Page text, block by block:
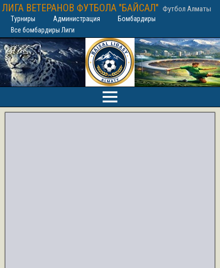
ЛИГА ВЕТЕРАНОВ ФУТБОЛА "БАЙСАЛ" Футбол Алматы
Турниры Администрация
Бомбардиры
Все бомбардиры Лиги